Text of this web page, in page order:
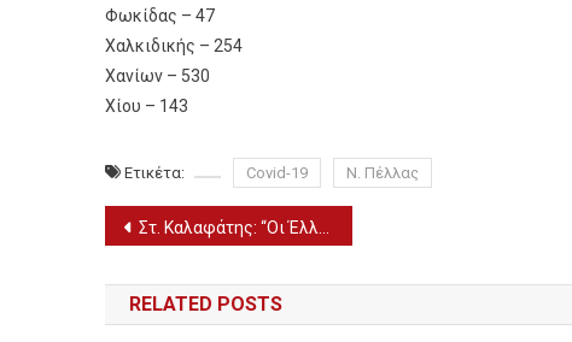
Φωκίδας – 47
Χαλκιδικής – 254
Χανίων – 530
Χίου – 143
Ετικέτα: Covid-19 Ν. Πέλλας
Πλοήγηση
άρθρων
Στ. Καλαφάτης: “Οι Έλληνες, όταν είμαστε ενωμένοι, κάνουμε το αδύνατο, δυνατό”
RELATED POSTS